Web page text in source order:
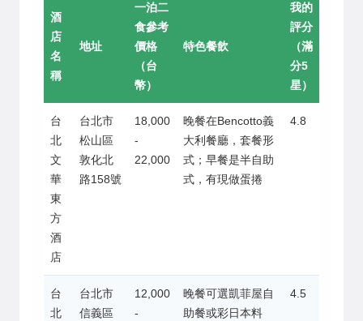
酒
店
名
稱
地址
一泊二
食參考
價格
（台
幣）
特色餐飲
我的
評分
（滿
分5
星）
台
北
文
華
東
方
酒
店
台北市
松山區
敦化北
路158號
18,000
-
22,000
晚餐在Bencotto義
大利餐廳，套餐形
式；早餐是半自助
式，有現做蛋捲
4.8
台
北
台北市
信義區
12,000
-
晚餐可選凱菲屋自
助餐或彩日本料
4.5